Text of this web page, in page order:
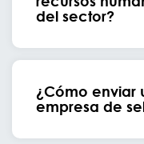
del sector?
¿Cómo enviar
empresa de